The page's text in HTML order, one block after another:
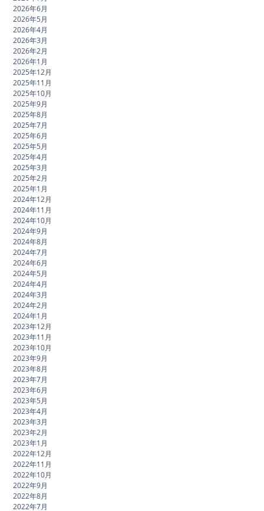
2026年6月
2026年5月
2026年4月
2026年3月
2026年2月
2026年1月
2025年12月
2025年11月
2025年10月
2025年9月
2025年8月
2025年7月
2025年6月
2025年5月
2025年4月
2025年3月
2025年2月
2025年1月
2024年12月
2024年11月
2024年10月
2024年9月
2024年8月
2024年7月
2024年6月
2024年5月
2024年4月
2024年3月
2024年2月
2024年1月
2023年12月
2023年11月
2023年10月
2023年9月
2023年8月
2023年7月
2023年6月
2023年5月
2023年4月
2023年3月
2023年2月
2023年1月
2022年12月
2022年11月
2022年10月
2022年9月
2022年8月
2022年7月